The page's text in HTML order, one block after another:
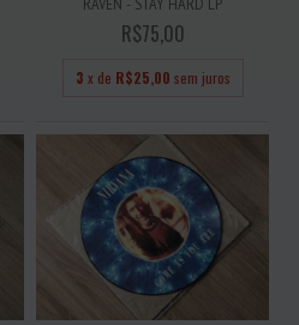
R$75,00
3 x de R$25,00 sem juros